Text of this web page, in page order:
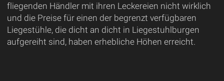
fliegenden Händler mit ihren Leckereien nicht wirklich
und die Preise für einen der begrenzt verfügbaren
Liegestühle, die dicht an dicht in Liegestuhlburgen
aufgereiht sind, haben erhebliche Höhen erreicht.